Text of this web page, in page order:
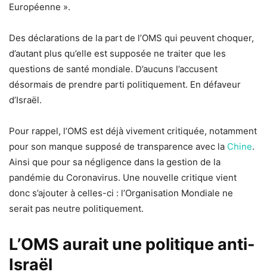
Européenne ».
Des déclarations de la part de l’OMS qui peuvent choquer,
d’autant plus qu’elle est supposée ne traiter que les
questions de santé mondiale. D’aucuns l’accusent
désormais de prendre parti politiquement. En défaveur
d’Israël.
Pour rappel, l’OMS est déjà vivement critiquée, notamment
pour son manque supposé de transparence avec la Chine.
Ainsi que pour sa négligence dans la gestion de la
pandémie du Coronavirus. Une nouvelle critique vient
donc s’ajouter à celles-ci : l’Organisation Mondiale ne
serait pas neutre politiquement.
L’OMS aurait une politique anti-
Israël